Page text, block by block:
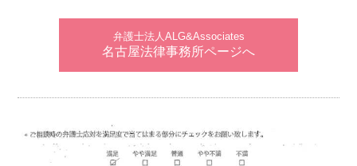
弁護士法人ALG&Associates
名古屋法律事務所ページへ